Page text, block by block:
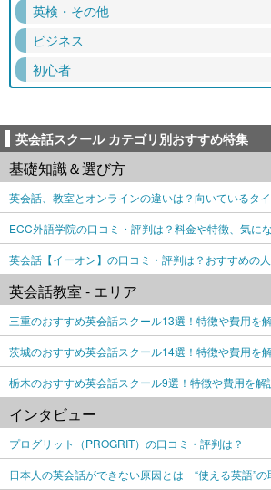
英検・その他
ビジネス
初心者
英会話スクール カテゴリ別おすすめ特集
基礎知識＆選び方
英会話、教室とオンラインの違いは？向いているタ
ECC外語学院の口コミ・評判は？料金や特徴、気に
英会話【イーオン】の口コミ・評判は？おすすめの
英会話教室 - エリア
三重のおすすめ英会話スクール13選！特徴や費用を
茨城のおすすめ英会話スクール14選！特徴や費用を
栃木のおすすめ英会話スクール9選！特徴や費用を解
インタビュー
プログリット（PROGRIT）の口コミ・評判は？
日本人の英会話ができない原因とは “使える英語”の